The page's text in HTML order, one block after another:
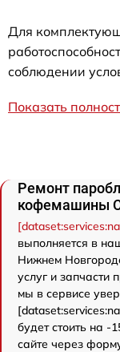
Для
соблюдении
Показать
Ремонт
кофемашины
выполняется в
Нижнем
услуг и запчасти
мы в сервисе
будет стоить на
сайте через